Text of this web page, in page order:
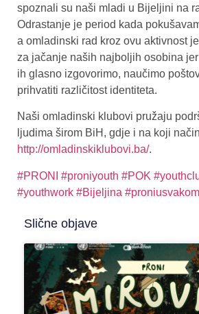
spoznali su naši mladi u Bijeljini na
Odrastanje je period kada
a omladinski rad kroz ovu aktivnost
za jačanje naših najboljih osobina
ih glasno izgovorimo, naučimo
prihvatiti različitost identiteta.
Naši omladinski klubovi pružaju
ljudima širom BiH, gdje i na koji
http://omladinskiklubovi.ba/.
#PRONI #proniyouth #POK
#youthwork #Bijeljina
Slične objave